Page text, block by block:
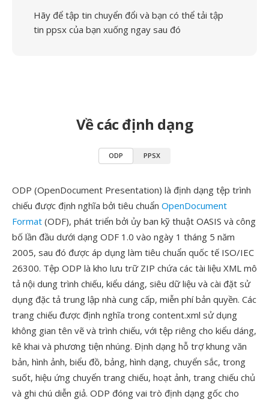
Hãy để tập tin chuyển đổi và bạn có thể tải tập
tin ppsx của bạn xuống ngay sau đó
Về các định dạng
ODP PPSX
ODP (OpenDocument Presentation) là định dạng tệp trình
chiếu được định nghĩa bởi tiêu chuẩn OpenDocument
Format (ODF), phát triển bởi ủy ban kỹ thuật OASIS và công
bố lần đầu dưới dạng ODF 1.0 vào ngày 1 tháng 5 năm
2005, sau đó được áp dụng làm tiêu chuẩn quốc tế ISO/IEC
26300. Tệp ODP là kho lưu trữ ZIP chứa các tài liệu XML mô
tả nội dung trình chiếu, kiểu dáng, siêu dữ liệu và cài đặt sử
dụng đặc tả trung lập nhà cung cấp, miễn phí bản quyền. Các
trang chiếu được định nghĩa trong content.xml sử dụng
không gian tên vẽ và trình chiếu, với tệp riêng cho kiểu dáng,
kê khai và phương tiện nhúng. Định dạng hỗ trợ khung văn
bản, hình ảnh, biểu đồ, bảng, hình dạng, chuyển sắc, trong
suốt, hiệu ứng chuyển trang chiếu, hoạt ảnh, trang chiếu chủ
và ghi chú diễn giả. ODP đóng vai trò định dạng gốc cho